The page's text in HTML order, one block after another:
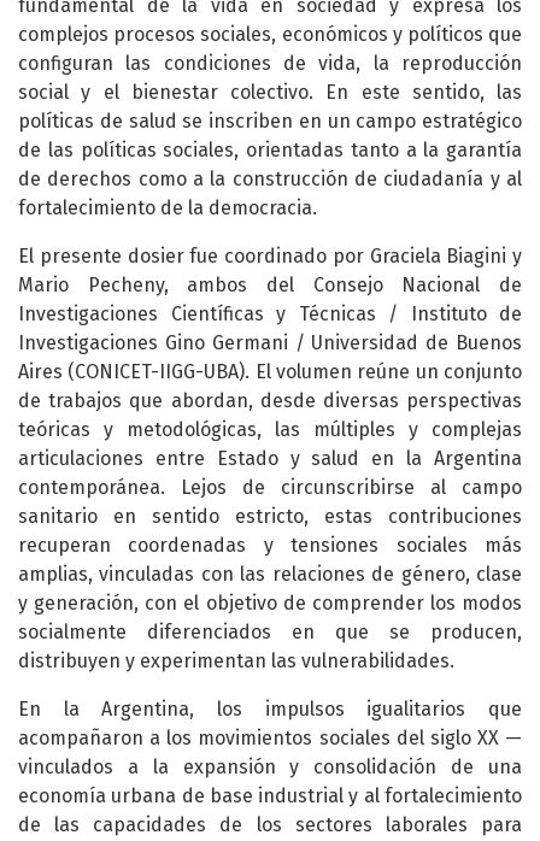
fundamental de la vida en sociedad y expresa los
complejos procesos sociales, económicos y políticos que
configuran las condiciones de vida, la reproducción
social y el bienestar colectivo. En este sentido, las
políticas de salud se inscriben en un campo estratégico
de las políticas sociales, orientadas tanto a la garantía
de derechos como a la construcción de ciudadanía y al
fortalecimiento de la democracia.
El presente dosier fue coordinado por Graciela Biagini y
Mario Pecheny, ambos del Consejo Nacional de
Investigaciones Científicas y Técnicas / Instituto de
Investigaciones Gino Germani / Universidad de Buenos
Aires (CONICET-IIGG-UBA). El volumen reúne un conjunto
de trabajos que abordan, desde diversas perspectivas
teóricas y metodológicas, las múltiples y complejas
articulaciones entre Estado y salud en la Argentina
contemporánea. Lejos de circunscribirse al campo
sanitario en sentido estricto, estas contribuciones
recuperan coordenadas y tensiones sociales más
amplias, vinculadas con las relaciones de género, clase
y generación, con el objetivo de comprender los modos
socialmente diferenciados en que se producen,
distribuyen y experimentan las vulnerabilidades.
En la Argentina, los impulsos igualitarios que
acompañaron a los movimientos sociales del siglo XX —
vinculados a la expansión y consolidación de una
economía urbana de base industrial y al fortalecimiento
de las capacidades de los sectores laborales para